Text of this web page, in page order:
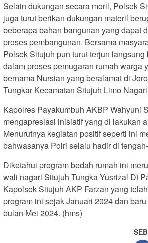
Selain dukungan secara moril, Polsek
juga turut berikan dukungan materil
beberapa bahan bangunan yang dapat
proses pembangunan. Bersama
Polsek Situjuh pun turut terjun langsung
dalam proses pemugaran rumah warga
bernama Nursian yang beralamat di
Tungkar Kecamatan Situjuh Limo
Kapolres Payakumbuh AKBP Wahyuni
mengapresiasi inisiatif yang di lakukan
Menurutnya kegiatan positif seperti ini
bahwasanya Polri selalu hadir di
Diketahui program bedah rumah ini
wali nagari Situjuh Tungka Yusrizal Dt
Kapolsek Situjuh AKP Farzan yang
program ini sejak Januari 2024 dan
bulan Mei 2024. (hms)